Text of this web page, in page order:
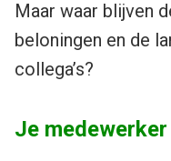
Maar waar blijven
beloningen en de
collega’s?
Je